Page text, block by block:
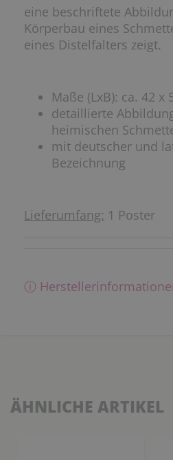
eine beschriftete
Körperbau eines
eines Distelfalters zeigt.
Maße (LxB): ca. 42 x
detaillierte
heimischen
mit deutscher und
Bezeichnung
Lieferumfang: 1 Poster
ⓘ
ÄHNLICHE ARTIKEL